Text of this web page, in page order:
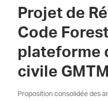
Projet de
Code
plateforme
civile
Proposition consolidée des